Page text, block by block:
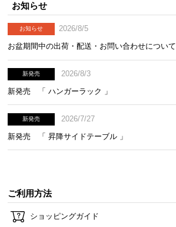
お知らせ
お知らせ
2026/8/5
お盆期間中の出荷・配送・お問い合わせについて
新発売
2026/8/3
新発売 「 ハンガーラック 」
新発売
2026/7/27
新発売 「 昇降サイドテーブル 」
ご利用方法
ショッピングガイド